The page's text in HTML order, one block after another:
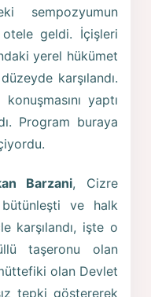
sempozyumun
otele geldi. İçişleri
yerel hükümet
karşılandı.
yaptı
Program buraya
Barzani, Cizre
ve halk
karşılandı, işte o
taşeronu olan
olan Devlet
tepki göstererek